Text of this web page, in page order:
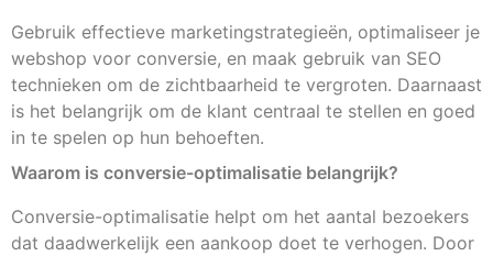
Gebruik effectieve marketingstrategieën, optimaliseer je
webshop voor conversie, en maak gebruik van SEO
technieken om de zichtbaarheid te vergroten. Daarnaast
is het belangrijk om de klant centraal te stellen en goed
in te spelen op hun behoeften.
Waarom is conversie-optimalisatie belangrijk?
Conversie-optimalisatie helpt om het aantal bezoekers
dat daadwerkelijk een aankoop doet te verhogen. Door